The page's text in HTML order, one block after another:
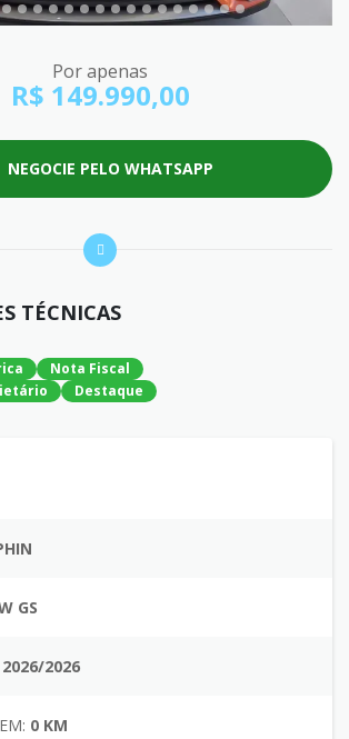
Por apenas
R$ 149.990,00
NEGOCIE PELO WHATSAPP
TÉCNICAS
Nota Fiscal
Destaque
GS
2026/2026
0 KM